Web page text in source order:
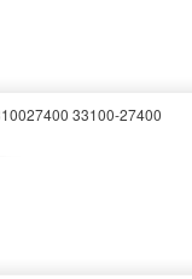
33100-27400